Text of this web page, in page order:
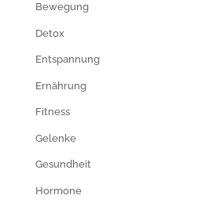
Bewegung
Detox
Entspannung
Ernährung
Fitness
Gelenke
Gesundheit
Hormone